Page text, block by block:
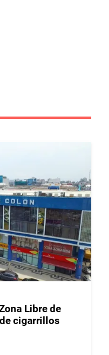
Libre de
cigarrillos